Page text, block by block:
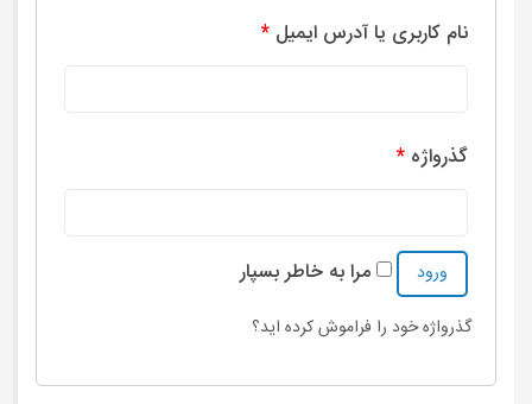
نام کاربری یا آدرس ایمیل *
گذرواژه *
مرا به خاطر بسپار
گذرواژه خود را فراموش کرده اید؟